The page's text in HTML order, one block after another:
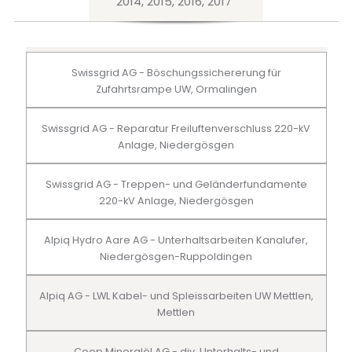
Swissgrid AG - Böschungssichererung für
Zufahrtsrampe UW, Ormalingen
Swissgrid AG - Reparatur Freiluftenverschluss 220-kV
Anlage, Niedergösgen
Swissgrid AG - Treppen- und Geländerfundamente
220-kV Anlage, Niedergösgen
Alpiq Hydro Aare AG - Unterhaltsarbeiten Kanalufer,
Niedergösgen-Ruppoldingen
Alpiq AG - LWL Kabel- und Spleissarbeiten UW Mettlen,
Mettlen